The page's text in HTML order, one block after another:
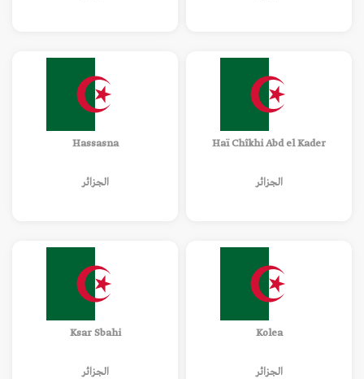
Haï Chîkhi Abd el Kader
الجزائر
Hassasna
الجزائر
Kolea
الجزائر
Ksar Sbahi
الجزائر